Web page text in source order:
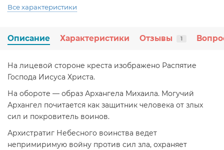
Все характеристики
Описание Характеристики Отзывы 1
На лицевой стороне креста изображено Распятие
Господа Иисуса Христа.
На обороте — образ Архангела Михаила. Могучий
Архангел почитается как защитник человека от злых
сил и покровитель воинов.
Архистратиг Небесного воинства ведет
непримиримую войну против сил зла, охраняет